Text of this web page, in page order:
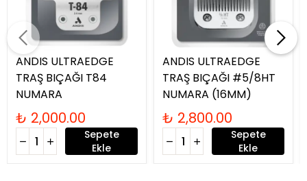
ANDIS ULTRAEDGE
TRAŞ BIÇAĞI T84
NUMARA
₺ 2,000.00
Sepete
Ekle
ANDIS ULTRAEDGE
TRAŞ BIÇAĞI #5/8HT
NUMARA (16MM)
₺ 2,800.00
Sepete
Ekle